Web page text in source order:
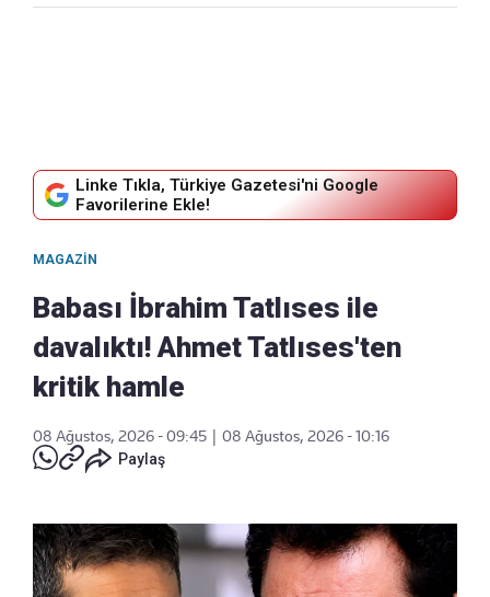
Linke Tıkla, Türkiye Gazetesi'ni Google
Favorilerine Ekle!
MAGAZIN
Babası İbrahim Tatlıses ile
davalıktı! Ahmet Tatlıses'ten
kritik hamle
08 Ağustos, 2026 - 09:45
08 Ağustos, 2026 - 10:16
Paylaş